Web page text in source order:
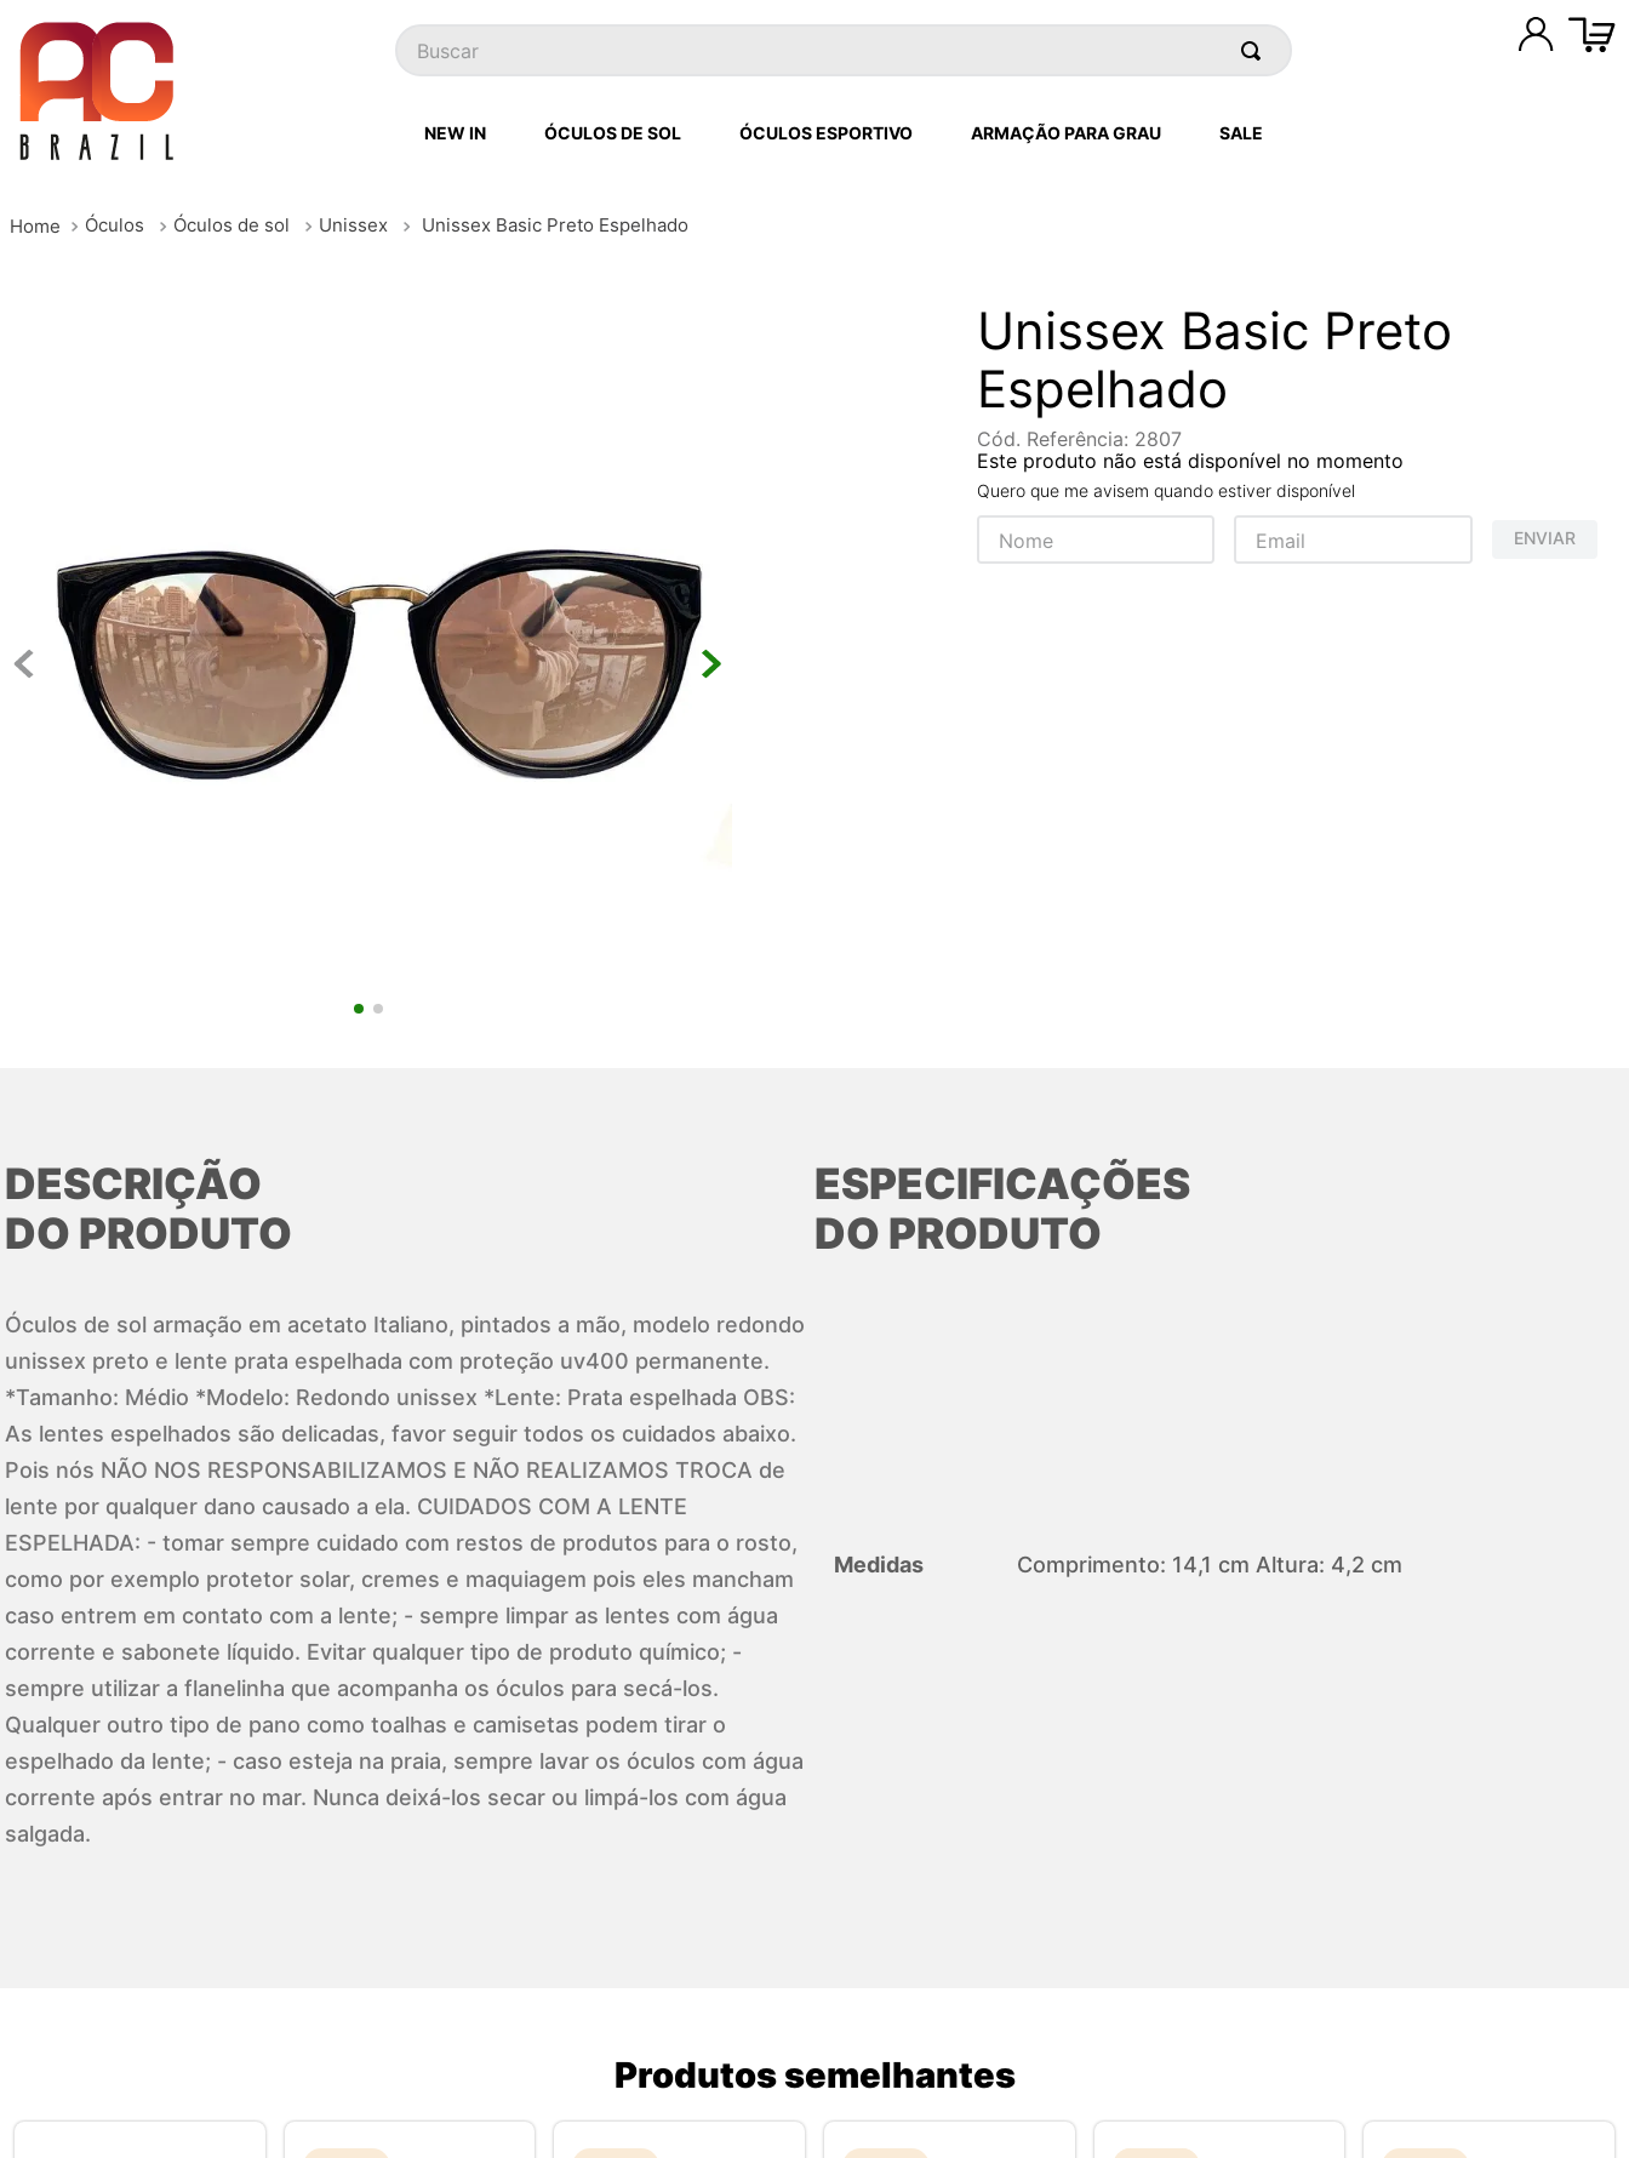
Buscar
NEW IN ÓCULOS DE SOL ÓCULOS ESPORTIVO ARMAÇÃO PARA GRAU SALE
Óculos Óculos de sol Unissex Unissex Basic Preto Espelhado
Unissex Basic Preto
Espelhado
Cód. Referência: 2807
Este produto não está disponível no momento
Quero que me avisem quando estiver disponível
ENVIAR
DESCRIÇÃO
DO PRODUTO
Óculos de sol armação em acetato Italiano, pintados a mão, modelo redondo
unissex preto e lente prata espelhada com proteção uv400 permanente.
*Tamanho: Médio *Modelo: Redondo unissex *Lente: Prata espelhada OBS:
As lentes espelhados são delicadas, favor seguir todos os cuidados abaixo.
Pois nós NÃO NOS RESPONSABILIZAMOS E NÃO REALIZAMOS TROCA de
lente por qualquer dano causado a ela. CUIDADOS COM A LENTE
ESPELHADA: - tomar sempre cuidado com restos de produtos para o rosto,
como por exemplo protetor solar, cremes e maquiagem pois eles mancham
caso entrem em contato com a lente; - sempre limpar as lentes com água
corrente e sabonete líquido. Evitar qualquer tipo de produto químico; -
sempre utilizar a flanelinha que acompanha os óculos para secá-los.
Qualquer outro tipo de pano como toalhas e camisetas podem tirar o
espelhado da lente; - caso esteja na praia, sempre lavar os óculos com água
corrente após entrar no mar. Nunca deixá-los secar ou limpá-los com água
salgada.
ESPECIFICAÇÕES
DO PRODUTO
Medidas Comprimento: 14,1 cm Altura: 4,2 cm
Produtos semelhantes